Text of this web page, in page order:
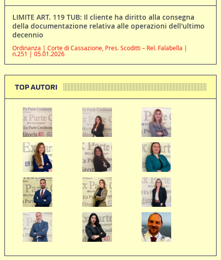
LIMITE ART. 119 TUB: Il cliente ha diritto alla consegna
della documentazione relativa alle operazioni dell'ultimo
decennio
Ordinanza | Corte di Cassazione, Pres. Scoditti – Rel. Falabella |
n.251 | 05.01.2026
TOP AUTORI